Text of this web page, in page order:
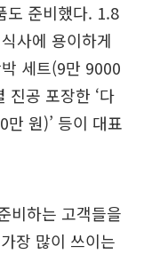
도 준비했다. 1.8
사에 용이하게
세트(9만 9000
진공 포장한 ‘다
원)’ 등이 대표
비하는 고객들을
장 많이 쓰이는